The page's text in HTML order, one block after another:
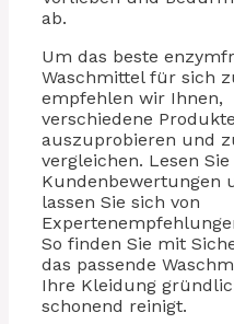
ab.
Um das beste
Waschmittel für sich
empfehlen wir Ihnen,
verschiedene Produkte
auszuprobieren und
vergleichen. Lesen
Kundenbewertungen
lassen Sie sich von
So finden Sie mit
das passende
Ihre Kleidung
schonend reinigt.